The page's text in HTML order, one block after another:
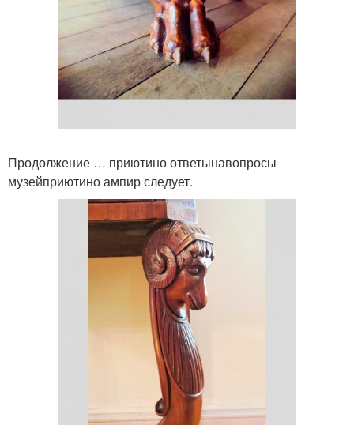
Продолжение … приютино ответынавопросы
музейприютино ампир следует.